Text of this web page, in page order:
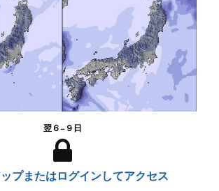
翌６−９日
プまたはログインしてアクセス